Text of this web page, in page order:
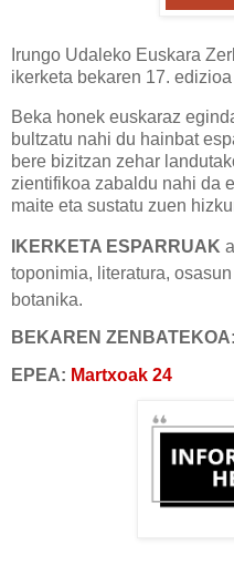
Irungo Udaleko Euskara
ikerketa bekaren 17.
Beka honek euskaraz
bultzatu nahi du hainbat
bere bizitzan zehar
zientifikoa zabaldu nahi da
maite eta sustatu zuen
IKERKETA ESPARRUAK
toponimia, literatura,
botanika.
BEKAREN ZENBATEKOA:
EPEA: Martxoak 24